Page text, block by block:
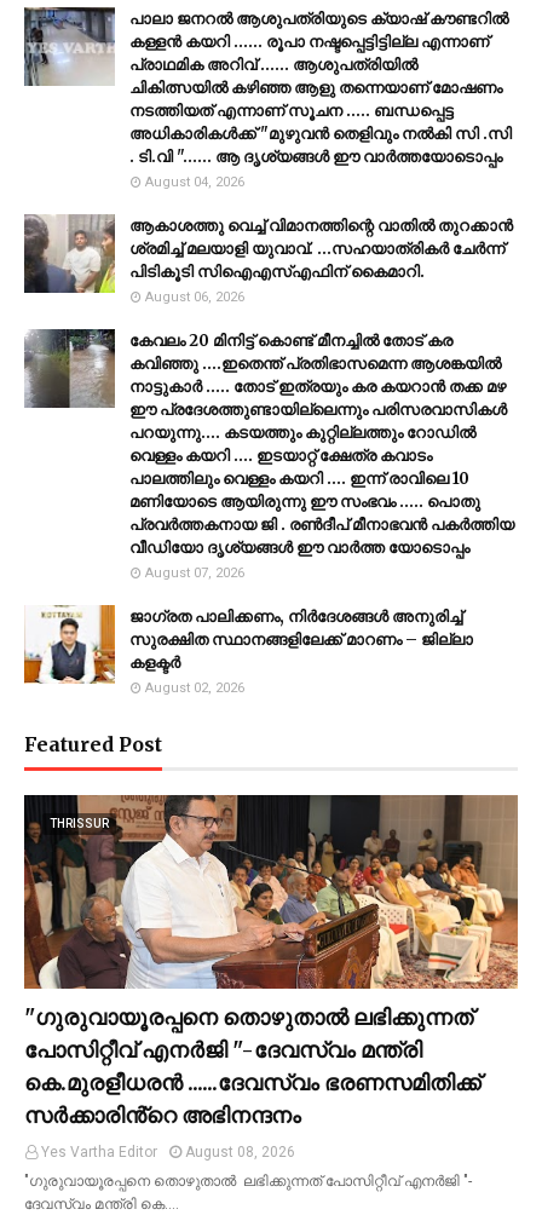
പാലാ ജനറൽ ആശുപത്രിയുടെ ക്യാഷ് കൗണ്ടറിൽ
കള്ളൻ കയറി ...... രൂപാ നഷ്ടപ്പെട്ടിട്ടില്ല എന്നാണ്
പ്രാഥമിക അറിവ് ...... ആശുപത്രിയിൽ
ചികിത്സയിൽ കഴിഞ്ഞ ആളു തന്നെയാണ് മോഷണം
നടത്തിയത് എന്നാണ് സൂചന ..... ബന്ധപ്പെട്ട
അധികാരികൾക്ക് "മുഴുവൻ തെളിവും നൽകി സി .സി
. ടി.വി "...... ആ ദൃശ്യങ്ങൾ ഈ വാർത്തയോടൊപ്പം
August 04, 2026
ആകാശത്തു വെച്ച് വിമാനത്തിന്റെ വാതില്‍ തുറക്കാന്‍
ശ്രമിച്ച് മലയാളി യുവാവ്. ...സഹയാത്രികര്‍ ചേര്‍ന്ന്
പിടികൂടി സിഐഎസ്എഫിന് കൈമാറി.
August 06, 2026
കേവലം 20 മിനിട്ട് കൊണ്ട് മീനച്ചിൽ തോട് കര
കവിഞ്ഞു ....ഇതെന്ത് പ്രതിഭാസമെന്ന ആശങ്കയിൽ
നാട്ടുകാർ ..... തോട് ഇത്രയും കര കയറാൻ തക്ക മഴ
ഈ പ്രദേശത്തുണ്ടായില്ലെന്നും പരിസരവാസികൾ
പറയുന്നു.... കടയത്തും കുറ്റില്ലത്തും റോഡിൽ
വെള്ളം കയറി .... ഇടയാറ്റ് ക്ഷേത്ര കവാടം
പാലത്തിലും വെള്ളം കയറി .... ഇന്ന് രാവിലെ 10
മണിയോടെ ആയിരുന്നു ഈ സംഭവം ..... പൊതു
പ്രവർത്തകനായ ജി . രൺദീപ് മീനാഭവൻ പകർത്തിയ
വീഡിയോ ദൃശ്യങ്ങൾ ഈ വാർത്ത യോടൊപ്പം
August 07, 2026
ജാഗ്രത പാലിക്കണം, നിര്‍ദേശങ്ങള്‍ അനുരിച്ച്
സുരക്ഷിത സ്ഥാനങ്ങളിലേക്ക് മാറണം – ജില്ലാ
കളക്ടർ
August 02, 2026
Featured Post
THRISSUR
"ഗുരുവായൂരപ്പനെ തൊഴുതാൽ ലഭിക്കുന്നത്
പോസിറ്റീവ് എനർജി "-ദേവസ്വം മന്ത്രി
കെ.മുരളീധരൻ ......ദേവസ്വം ഭരണസമിതിക്ക്
സർക്കാരിൻ്റെ അഭിനന്ദനം
Yes Vartha Editor
August 08, 2026
"ഗുരുവായൂരപ്പനെ തൊഴുതാൽ ലഭിക്കുന്നത് പോസിറ്റീവ് എനർജി "-
ദേവസ്വം മന്ത്രി കെ.…